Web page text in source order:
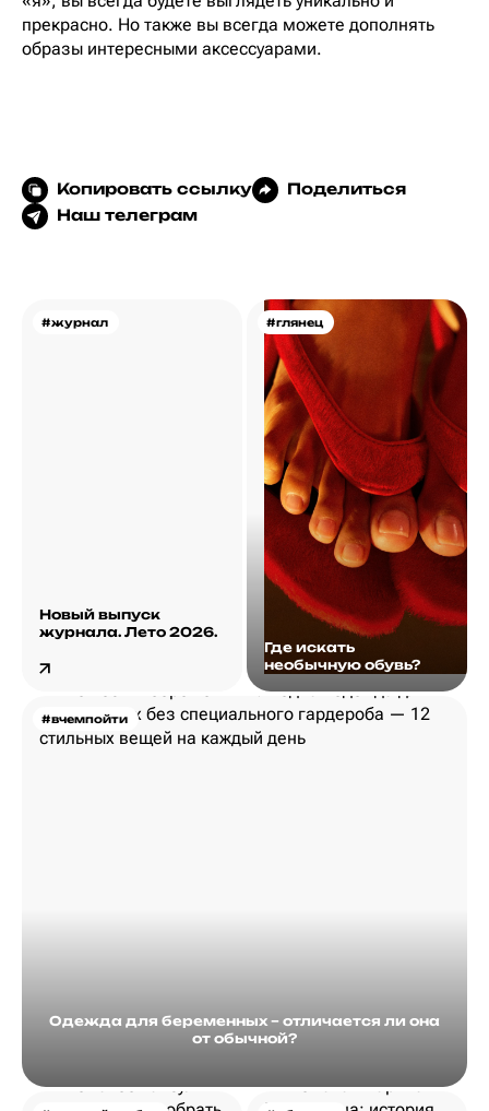
прекрасно. Но также вы всегда можете дополнять
образы интересными аксессуарами.
Копировать ссылку
Поделиться
Наш телеграм
#журнал
Новый выпуск
журнала. Лето 2026.
#глянец
Где искать
необычную обувь?
#вчемпойти
Одежда для беременных – отличается ли она
от обычной?